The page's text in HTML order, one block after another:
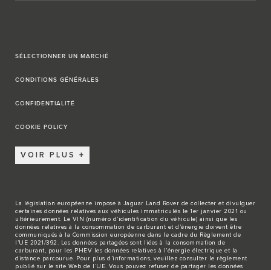
SÉLECTIONNER UN MARCHÉ
CONDITIONS GÉNÉRALES
CONFIDENTIALITÉ
COOKIE POLICY
VOIR PLUS
La législation européenne impose à Jaguar Land Rover de collecter et divulguer
certaines données relatives aux véhicules immatriculés le 1er janvier 2021 ou
ultérieurement. Le VIN (numéro d’identification du véhicule) ainsi que les
données relatives à la consommation de carburant et d’énergie doivent être
communiqués à la Commission européenne dans le cadre du Règlement de
l’UE 2021/392. Les données partagées sont liées à la consommation de
carburant, pour les PHEV les données relatives à l’énergie électrique et la
distance parcourue. Pour plus d’informations, veuillez consulter le règlement
publié sur le site Web de l’UE . Vous pouvez refuser de partager les données